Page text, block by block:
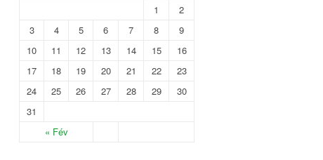
« Fév
1
2
3
4 5 6 7 8
9
10
11 12 13 14 15
16
17
18 19 20 21 22
23
24
25 26 27 28 29
30
31